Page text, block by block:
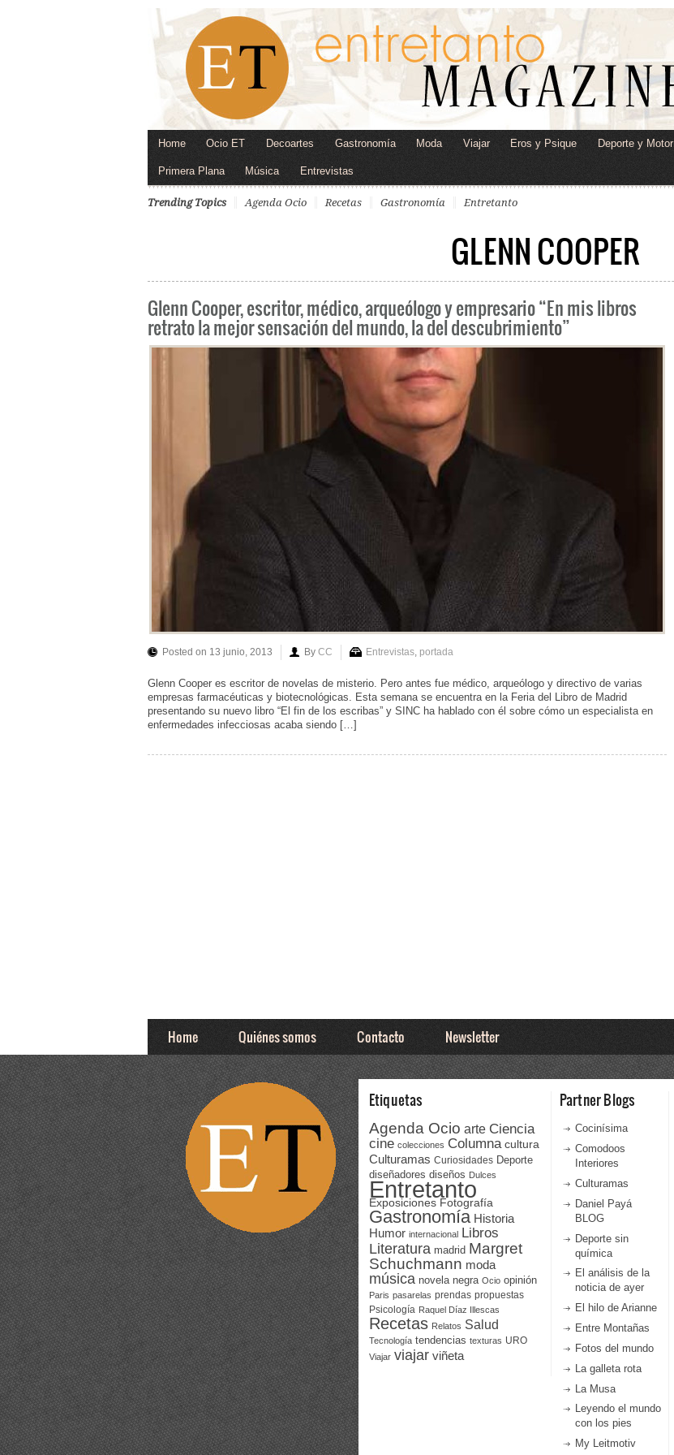
Home Ocio ET Decoartes Gastronomía Moda Viajar Eros y Psique Deporte y Motor
Primera Plana Música Entrevistas
Trending Topics Agenda Ocio Recetas Gastronomía Entretanto
GLENN COOPER
Glenn Cooper, escritor, médico, arqueólogo y empresario “En mis libros
retrato la mejor sensación del mundo, la del descubrimiento”
Posted on 13 junio, 2013 By CC Entrevistas portada
Glenn Cooper es escritor de novelas de misterio. Pero antes fue médico, arqueólogo y directivo de varias
empresas farmacéuticas y biotecnológicas. Esta semana se encuentra en la Feria del Libro de Madrid
presentando su nuevo libro “El fin de los escribas” y SINC ha hablado con él sobre cómo un especialista en
enfermedades infecciosas acaba siendo […]
Home Quiénes somos Contacto Newsletter
Etiquetas
Agenda Ocio arte Ciencia
cine colecciones Columna cultura
Culturamas Curiosidades Deporte
diseñadores diseños Dulces
Entretanto
Exposiciones Fotografía
Gastronomía Historia
Humor internacional Libros
Literatura madrid Margret
Schuchmann moda
música novela negra Ocio opinión
Paris pasarelas prendas propuestas
Psicología Raquel Díaz Illescas
Recetas Relatos Salud
Tecnología tendencias texturas URO
Viajar viajar viñeta
Partner Blogs
Cocinísima
Comodoos
Interiores
Culturamas
Daniel Payá
BLOG
Deporte sin
química
El análisis de la
noticia de ayer
El hilo de Arianne
Entre Montañas
Fotos del mundo
La galleta rota
La Musa
Leyendo el mundo
con los pies
My Leitmotiv